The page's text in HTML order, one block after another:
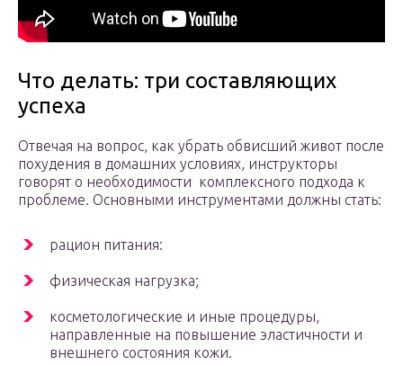
Что делать: три составляющих
успеха
Отвечая на вопрос, как убрать обвисший живот после
похудения в домашних условиях, инструкторы
говорят о необходимости комплексного подхода к
проблеме. Основными инструментами должны стать:
рацион питания:
физическая нагрузка;
косметологические и иные процедуры,
направленные на повышение эластичности и
внешнего состояния кожи.